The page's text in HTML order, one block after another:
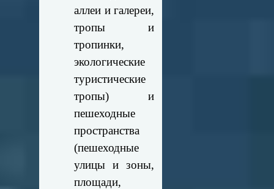
аллеи и галереи,
тропы и
тропинки,
экологические
туристические
тропы) и
пешеходные
пространства
(пешеходные
улицы и зоны,
площади,